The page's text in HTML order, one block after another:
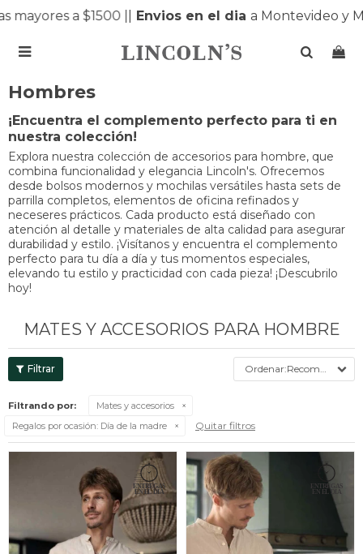
a $1500 ||Envios en el diaa Montevideo y

Hombres
¡Encuentra el complemento perfecto para ti en
nuestra colección!
Explora nuestra colección de accesorios para hombre, que
combina funcionalidad y elegancia Lincoln's. Ofrecemos
desde bolsos modernos y mochilas versátiles hasta sets de
parrilla completos, elementos de oficina refinados y
neceseres prácticos. Cada producto está diseñado con
atención al detalle y materiales de alta calidad para asegurar
durabilidad y estilo. ¡Visítanos y encuentra el complemento
perfecto para tu día a día y tus momentos especiales,
elevando tu estilo y practicidad con cada pieza! ¡Descubrilo
hoy!
MATES Y ACCESORIOS PARA HOMBRE
Recomendados
Filtrando por:
Mates y accesorios
Regalos por ocasión: Día de la madre Quitar filtros